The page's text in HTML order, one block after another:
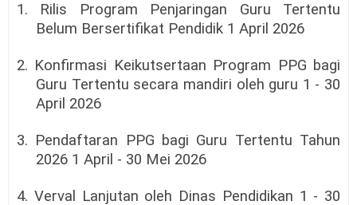
1. Rilis Program Penjaringan Guru Tertentu
Belum Bersertifikat Pendidik 1 April 2026
2. Konfirmasi Keikutsertaan Program PPG bagi
Guru Tertentu secara mandiri oleh guru 1 - 30
April 2026
3. Pendaftaran PPG bagi Guru Tertentu Tahun
2026 1 April - 30 Mei 2026
4. Verval Lanjutan oleh Dinas Pendidikan 1 - 30